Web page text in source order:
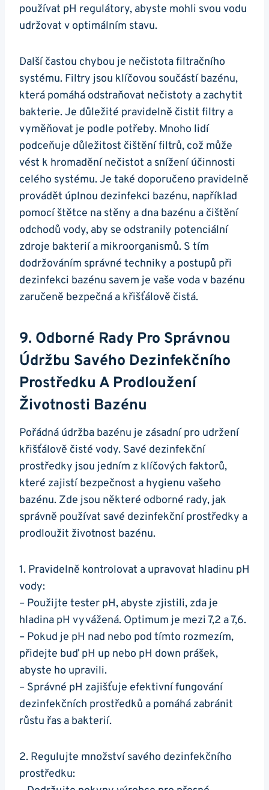
používat pH regulátory, abyste mohli svou vodu
udržovat v optimálním stavu.
Další častou chybou je nečistota filtračního
systému. Filtry jsou klíčovou součástí bazénu,
která pomáhá odstraňovat nečistoty a zachytit
bakterie. Je důležité pravidelně čistit filtry a
vyměňovat je podle potřeby. Mnoho lidí
podceňuje důležitost čištění filtrů, což může
vést k hromadění nečistot a snížení účinnosti
celého systému. Je také doporučeno pravidelně
provádět úplnou dezinfekci bazénu, například
pomocí štětce na stěny a dna bazénu a čištění
odchodů vody, aby se odstranily potenciální
zdroje bakterií a mikroorganismů. S tím
dodržováním správné techniky a postupů při
dezinfekci bazénu savem je vaše voda v bazénu
zaručeně bezpečná a křišťálově čistá.
9. Odborné Rady Pro Správnou
Údržbu Savého Dezinfekčního
Prostředku A Prodloužení
Životnosti Bazénu
Pořádná údržba bazénu je zásadní pro udržení
křišťálově čisté vody. Savé dezinfekční
prostředky jsou jedním z klíčových faktorů,
které zajistí bezpečnost a hygienu vašeho
bazénu. Zde jsou některé odborné rady, jak
správně používat savé dezinfekční prostředky a
prodloužit životnost bazénu.
1. Pravidelně kontrolovat a upravovat hladinu pH
vody:
– Použijte tester pH, abyste zjistili, zda je
hladina pH vyvážená. Optimum je mezi 7,2 a 7,6.
– Pokud je pH nad nebo pod tímto rozmezím,
přidejte buď pH up nebo pH down prášek,
abyste ho upravili.
– Správné pH zajišťuje efektivní fungování
dezinfekčních prostředků a pomáhá zabránit
růstu řas a bakterií.
2. Regulujte množství savého dezinfekčního
prostředku: